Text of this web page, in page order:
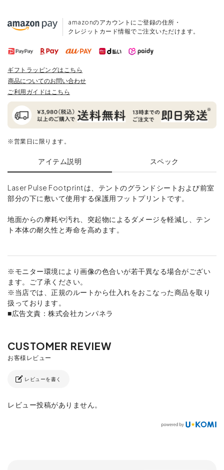
amazonのアカウントにご登録の住所・
クレジットカード情報でご注文いただけます。
ギフトラッピングはこちら
商品についてのお問い合わせ
ご利用ガイドはこちら
※営業日に限ります。
アイテム説明 スペック
Laser Pulse Footprintは、テントのグランドシートおよび前室
部分の下に敷いて使用する保護用フットプリントです。
地面からの摩耗や汚れ、突起物によるダメージを軽減し、テン
ト本体の耐久性と寿命を高めます。
※モニター環境により画像の色合いが若干異なる場合がござい
ます。ご了承ください。
※当店では、正規のルートから仕入れをおこなった商品を取り
扱っております。
■広告文責：株式会社カンパネラ
レビューを書く
レビュー投稿がありません。